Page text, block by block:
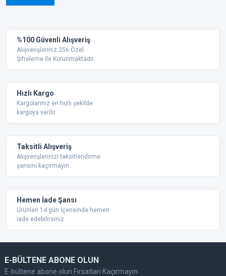
%100 Güvenli Alışveriş
Alışverişleriniz 256 Özel
Şifreleme ile Korunmaktadır.
Hızlı Kargo
Kargolarınız en hızlı şekilde
kargoya verilir
Taksitli Alışveriş
Alışverişlerinizi taksitlendirme
şansını kaçırmayın.
Hemen İade Şansı
Ürünleri 14 gün İçerisinde hemen
iade edebilirsiniz.
E-BÜLTENE ABONE OLUN
E-bültene abone olun Fırsatları Kaçırmayın